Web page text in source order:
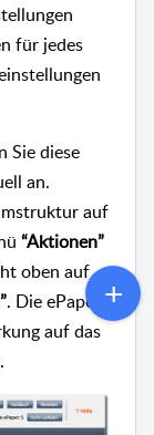
für jedes
Sie diese
an.
auf
“Aktionen”
oben auf
. Die ePaper
auf das